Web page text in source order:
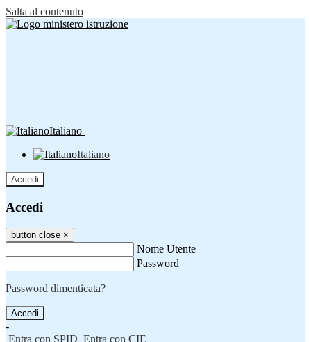
Salta al contenuto
Italiano
Italiano
Accedi
Accedi
button close ×
Nome Utente
Password
Password dimenticata?
-
Entra con SPID Entra con CIE